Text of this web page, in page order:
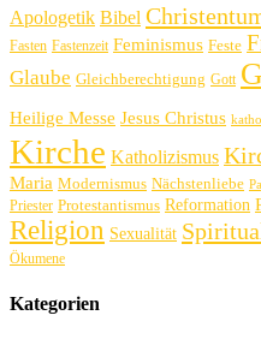
Apologetik Bibel
Fasten Fastenzeit Feminismus Feste
Glaube Gleichberechtigung Gott
Heilige Messe Jesus Christus
Kirche Katholizismus
Maria Modernismus Nächstenliebe
Priester Protestantismus Reformation
Religion Sexualität
Ökumene
Kategorien